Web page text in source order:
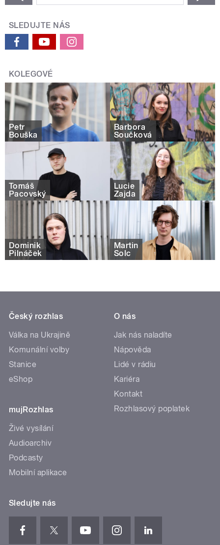
SLEDUJTE NÁS
KOLEGOVÉ
Petr
Bouška
Barbora
Součková
Tomáš
Pacovský
Lucie
Zajda
Dominik
Pilnáček
Martin
Šolc
Český rozhlas
Válka na Ukrajině
Komunální volby
Stanice
eShop
mujRozhlas
Živé vysílání
Audioarchiv
Podcasty
Mobilní aplikace
O nás
Jak nás naladíte
Nápověda
Lidé v rádiu
Kariéra
Kontakt
Rozhlasový poplatek
Sledujte nás